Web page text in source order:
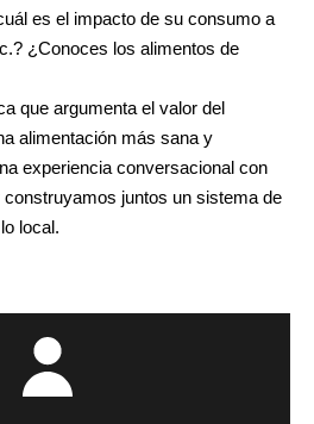
es el impacto de su consumo a
¿Conoces los alimentos de
que argumenta el valor del
alimentación más sana y
experiencia conversacional con
juntos un sistema de
local.